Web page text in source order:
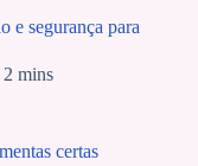
e segurança para
2 mins
certas